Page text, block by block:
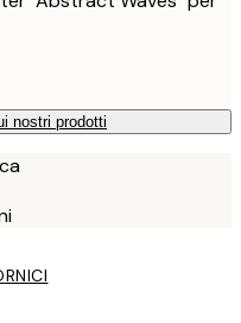
nostri prodotti